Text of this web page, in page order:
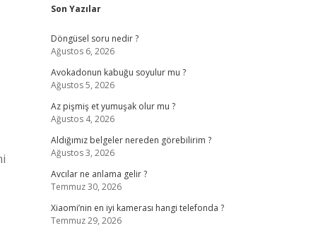
Sidebar
Son Yazılar
Döngüsel soru nedir ?
Ağustos 6, 2026
Avokadonun kabuğu soyulur mu ?
Ağustos 5, 2026
Az pişmiş et yumuşak olur mu ?
Ağustos 4, 2026
Aldığımız belgeler nereden görebilirim ?
Ağustos 3, 2026
Avcılar ne anlama gelir ?
Temmuz 30, 2026
Xiaomi’nin en iyi kamerası hangi telefonda ?
Temmuz 29, 2026